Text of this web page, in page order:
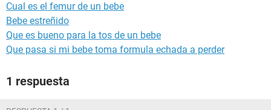
Cual es el femur de un bebe
Bebe estreñido
Que es bueno para la tos de un bebe
Que pasa si mi bebe toma formula echada a perder
1 respuesta